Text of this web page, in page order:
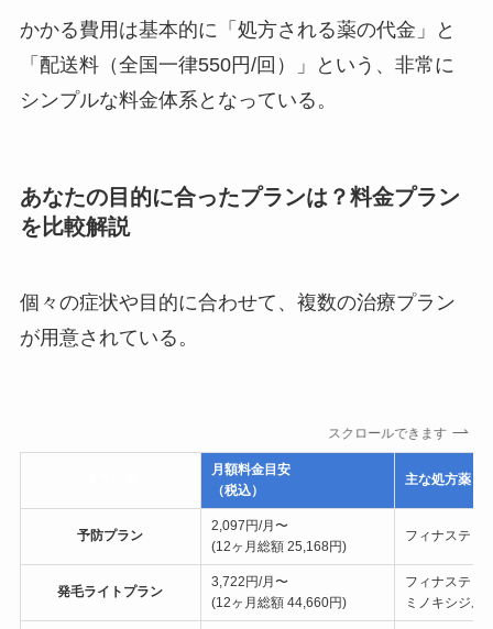
かかる費用は基本的に「処方される薬の代金」と
「配送料（全国一律550円/回）」という、非常に
シンプルな料金体系となっている。
あなたの目的に合ったプランは？料金プラン
を比較解説
個々の症状や目的に合わせて、複数の治療プラン
が用意されている。
スクロールできます
月額料金目安
（税込）
主な処方薬
予防プラン
2,097円/月〜
(12ヶ月総額 25,168円)
フィナステリ
発毛ライトプラン
3,722円/月〜
(12ヶ月総額 44,660円)
フィナステリ
ミノキシジル